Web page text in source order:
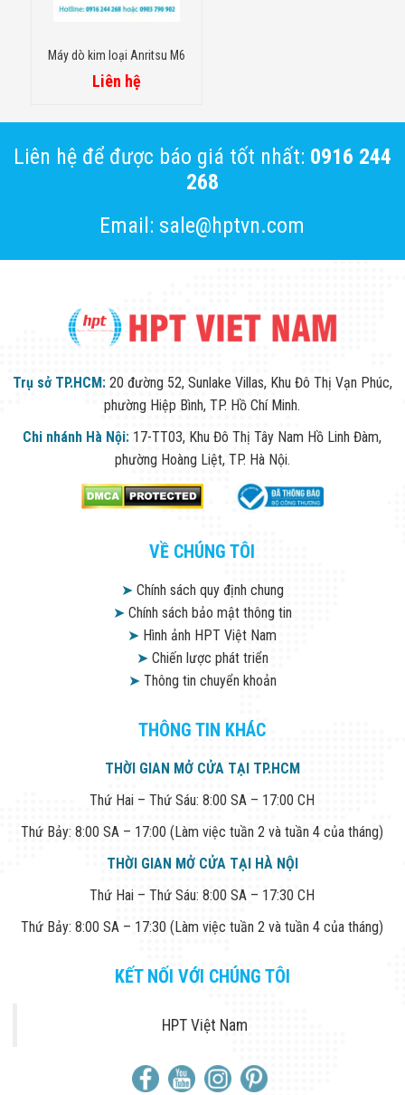
Máy dò kim loại Anritsu M6
Liên hệ
Liên hệ để được báo giá tốt nhất: 0916 244
268
Email: sale@hptvn.com
Trụ sở TP.HCM: 20 đường 52, Sunlake Villas, Khu Đô Thị Vạn Phúc,
phường Hiệp Bình, TP. Hồ Chí Minh.
Chi nhánh Hà Nội: 17-TT03, Khu Đô Thị Tây Nam Hồ Linh Đàm,
phường Hoàng Liệt, TP. Hà Nội.
VỀ CHÚNG TÔI
➤Chính sách quy định chung
➤Chính sách bảo mật thông tin
➤ Hình ảnh HPT Việt Nam
➤Chiến lược phát triển
➤Thông tin chuyển khoản
THÔNG TIN KHÁC
THỜI GIAN MỞ CỬA TẠI TP.HCM
Thứ Hai – Thứ Sáu: 8:00 SA – 17:00 CH
Thứ Bảy: 8:00 SA – 17:00 (Làm việc tuần 2 và tuần 4 của tháng)
THỜI GIAN MỞ CỬA TẠI HÀ NỘI
Thứ Hai – Thứ Sáu: 8:00 SA – 17:30 CH
Thứ Bảy: 8:00 SA – 17:30 (Làm việc tuần 2 và tuần 4 của tháng)
KẾT NỐI VỚI CHÚNG TÔI
HPT Việt Nam